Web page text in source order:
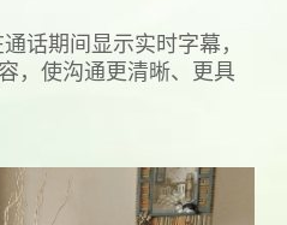
话期间显示实时字幕，
，使沟通更清晰、更具